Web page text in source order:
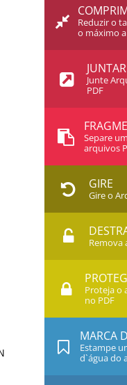
Reduzir o
o máximo
JUNTAR
Junte
PDF
Separe
arquivos
GIRE
Gire o
Remova
Proteja o
no PDF
MARCA
Estampe
d`água do